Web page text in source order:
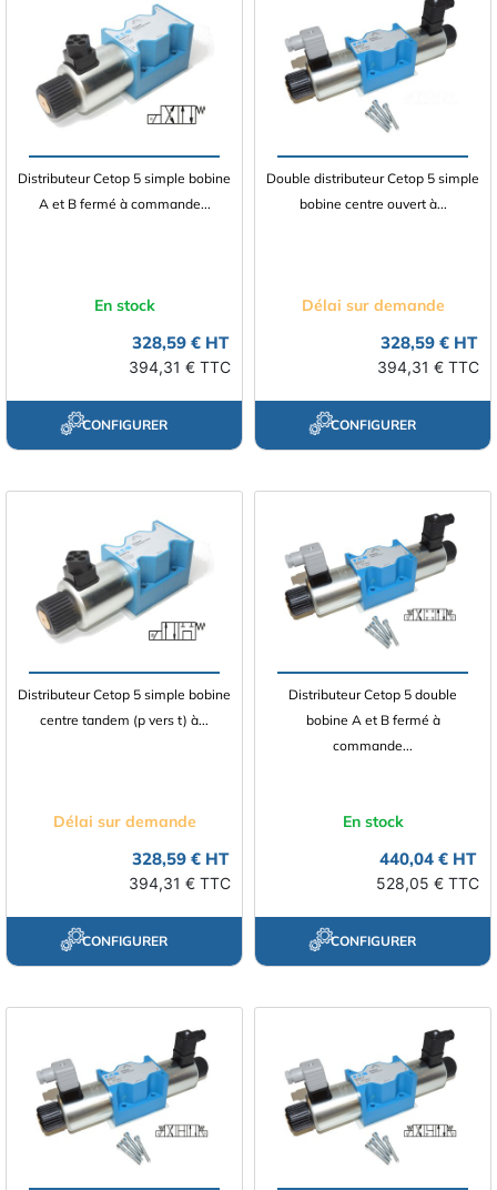
Distributeur Cetop 5 simple bobine
A et B fermé à commande...
En stock
328,59 € HT
394,31 € TTC
CONFIGURER
Double distributeur Cetop 5 simple
bobine centre ouvert à...
Délai sur demande
328,59 € HT
394,31 € TTC
CONFIGURER
Distributeur Cetop 5 simple bobine
centre tandem (p vers t) à...
Délai sur demande
328,59 € HT
394,31 € TTC
CONFIGURER
Distributeur Cetop 5 double
bobine A et B fermé à
commande...
En stock
440,04 € HT
528,05 € TTC
CONFIGURER